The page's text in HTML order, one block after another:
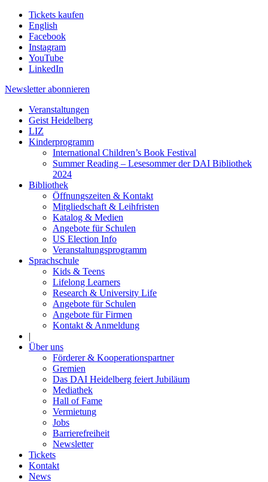
Tickets kaufen
English
Facebook
Instagram
YouTube
LinkedIn
Newsletter abonnieren
Veranstaltungen
Geist Heidelberg
LIZ
Kinderprogramm
International Children’s Book Festival
Summer Reading – Lesesommer der DAI Bibliothek
2024
Bibliothek
Öffnungszeiten & Kontakt
Mitgliedschaft & Leihfristen
Katalog & Medien
Angebote für Schulen
US Election Info
Veranstaltungsprogramm
Sprachschule
Kids & Teens
Lifelong Learners
Research & University Life
Angebote für Schulen
Angebote für Firmen
Kontakt & Anmeldung
|
Über uns
Förderer & Kooperationspartner
Gremien
Das DAI Heidelberg feiert Jubiläum
Mediathek
Hall of Fame
Vermietung
Jobs
Barrierefreiheit
Newsletter
Tickets
Kontakt
News